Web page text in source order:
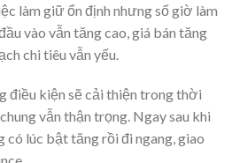
làm giữ ổn định nhưng số giờ làm
vào vẫn tăng cao, giá bán tăng
chi tiêu vẫn yếu.
điều kiện sẽ cải thiện trong thời
vẫn thận trọng. Ngay sau khi
có lúc bật tăng rồi đi ngang, giao